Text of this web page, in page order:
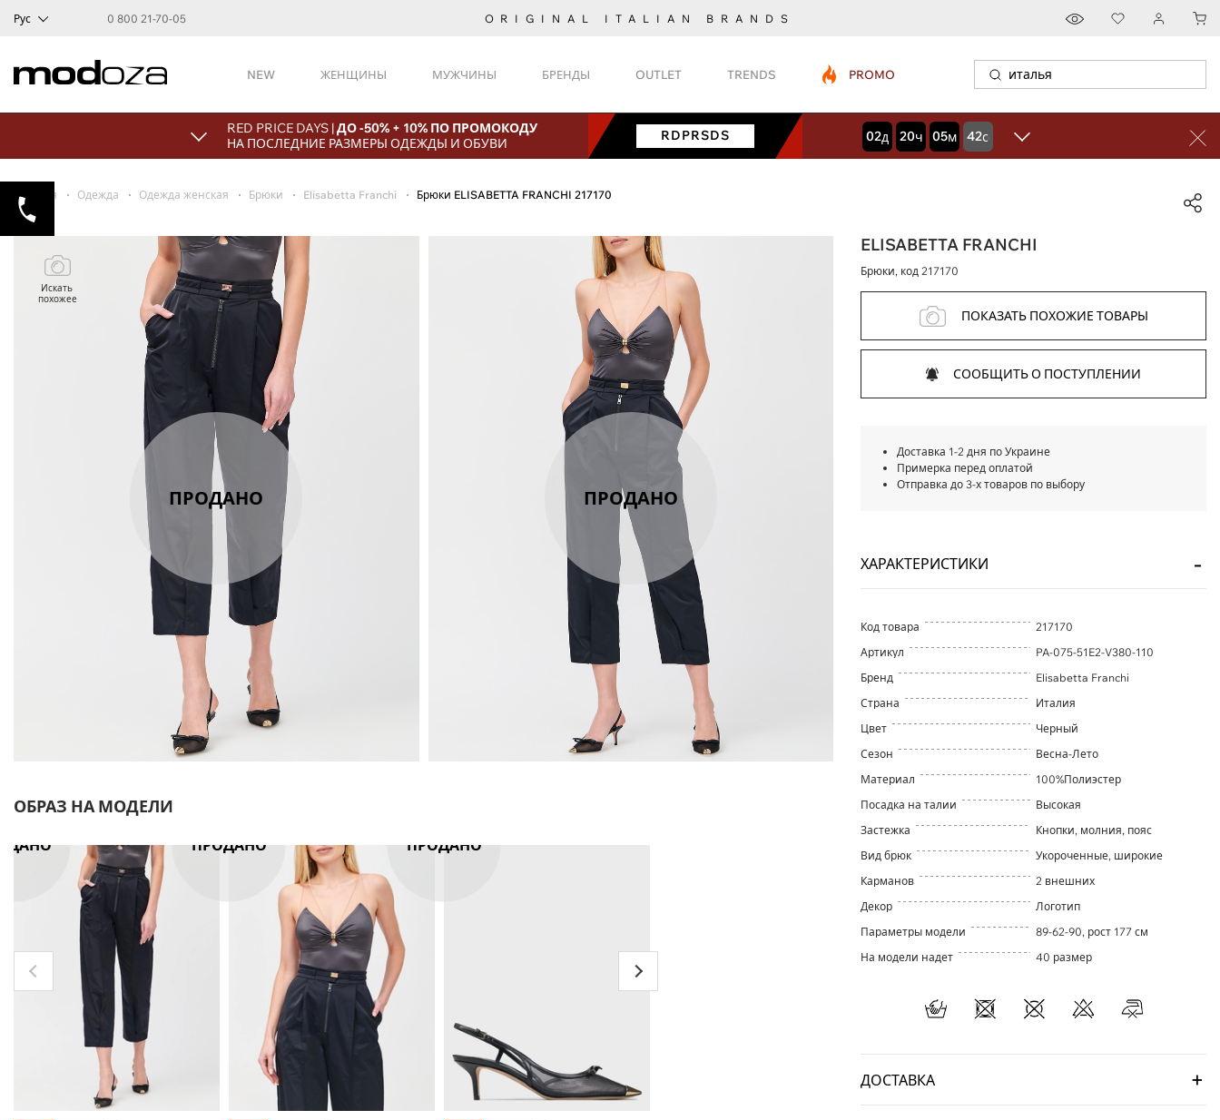
Рус 0 800 21-70-05 ORIGINAL ITALIAN BRANDS
NEW ЖЕНЩИНЫ МУЖЧИНЫ БРЕНДЫ OUTLET TRENDS PROMO
RED PRICE DAYS |ДО -50% + 10% ПО ПРОМОКОДУ
НА ПОСЛЕДНИЕ РАЗМЕРЫ ОДЕЖДЫ И ОБУВИ
RDPRSDS 02дней
20часов
05минут
41секунд
Главная Одежда Одежда женская Брюки Elisabetta Franchi Брюки ELISABETTA FRANCHI 217170
Искать
похожее
ПРОДАНО ПРОДАНО
ОБРАЗ НА МОДЕЛИ
ПРОДАНО ПРОДАНО
ELISABETTA FRANCHI
Брюки, код217170
ПОКАЗАТЬ ПОХОЖИЕ ТОВАРЫ
СООБЩИТЬ О ПОСТУПЛЕНИИ
Доставка 1-2 дня по Украине
Примерка перед оплатой
Отправка до 3-х товаров по выбору
ХАРАКТЕРИСТИКИ
Код товара
217170
Артикул
PA-075-51E2-V380-110
Бренд
Elisabetta Franchi
Страна
Италия
Цвет
Черный
Сезон
Весна-Лето
Материал
100%Полиэстер
Посадка на талии
Высокая
Застежка
Кнопки, молния, пояс
Вид брюк
Укороченные, широкие
Карманов
2 внешних
Декор
Логотип
Параметры модели
89-62-90, рост 177 см
На модели надет
40 размер
ДОСТАВКА